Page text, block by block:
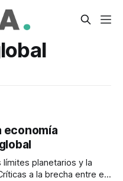
economía
límites planetarios y la
a la brecha entre el